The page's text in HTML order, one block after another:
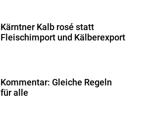
Kärntner Kalb rosé statt
Fleischimport und Kälberexport
Kommentar: Gleiche Regeln
für alle